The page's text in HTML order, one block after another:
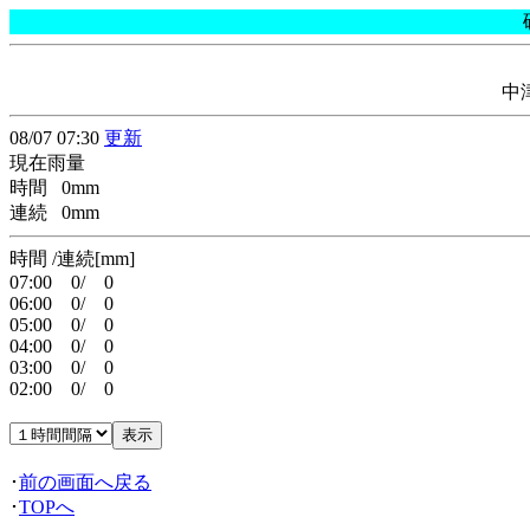
中
08/07 07:30 更新
現在雨量
時間 0mm
連続 0mm
時間 /連続[mm]
07:00 0/ 0
06:00 0/ 0
05:00 0/ 0
04:00 0/ 0
03:00 0/ 0
02:00 0/ 0
･前の画面へ戻る
･TOPへ